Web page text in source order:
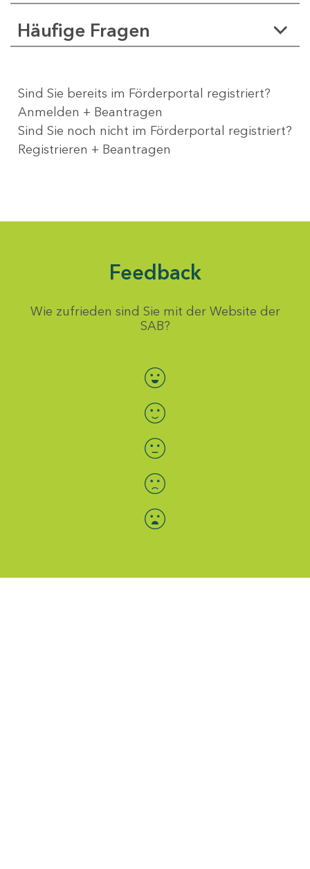
Häufige Fragen
Sind Sie bereits im Förderportal registriert?
Anmelden + Beantragen
Sind Sie noch nicht im Förderportal registriert?
Registrieren + Beantragen
Feedback
Wie zufrieden sind Sie mit der Website der
SAB?
Bewertung auswählen